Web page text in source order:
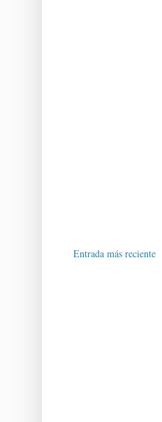
Entrada más reciente